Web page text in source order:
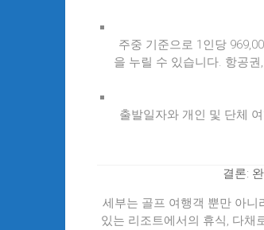
주중 기준으로 1인당
을 누릴 수 있습니다. 항공
출발일자와 개인 및 단체
결론:
세부는 골프 여행객 뿐만 아니
있는 리조트에서의 휴식, 다채